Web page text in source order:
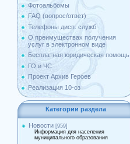
Фотоальбомы
FAQ (вопрос/ответ)
Телефоны дисп. служб
О преимуществах получения
услуг в электронном виде
Бесплатная юридическая помощь
ГО и ЧС
Проект Архив Героев
Реализация 10-оз
Категории раздела
Новости [959]
Информация для населения
муниципального образования